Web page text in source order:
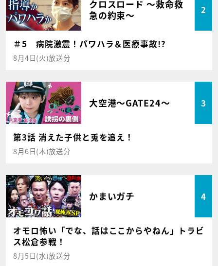
クロスロード ～救命救
急の約束～
2
＃5 病院激震！パワハラ＆医療事故!?
8月4日(火)放送分
大空港～GATE24～ 3
第3話 消えた子供と兎を追え！
8月6日(木)放送分
かまいガチ 4
オモロ怖い「でな、話はここからやねん」トラビ
ス松倉参戦！
8月5日(水)放送分